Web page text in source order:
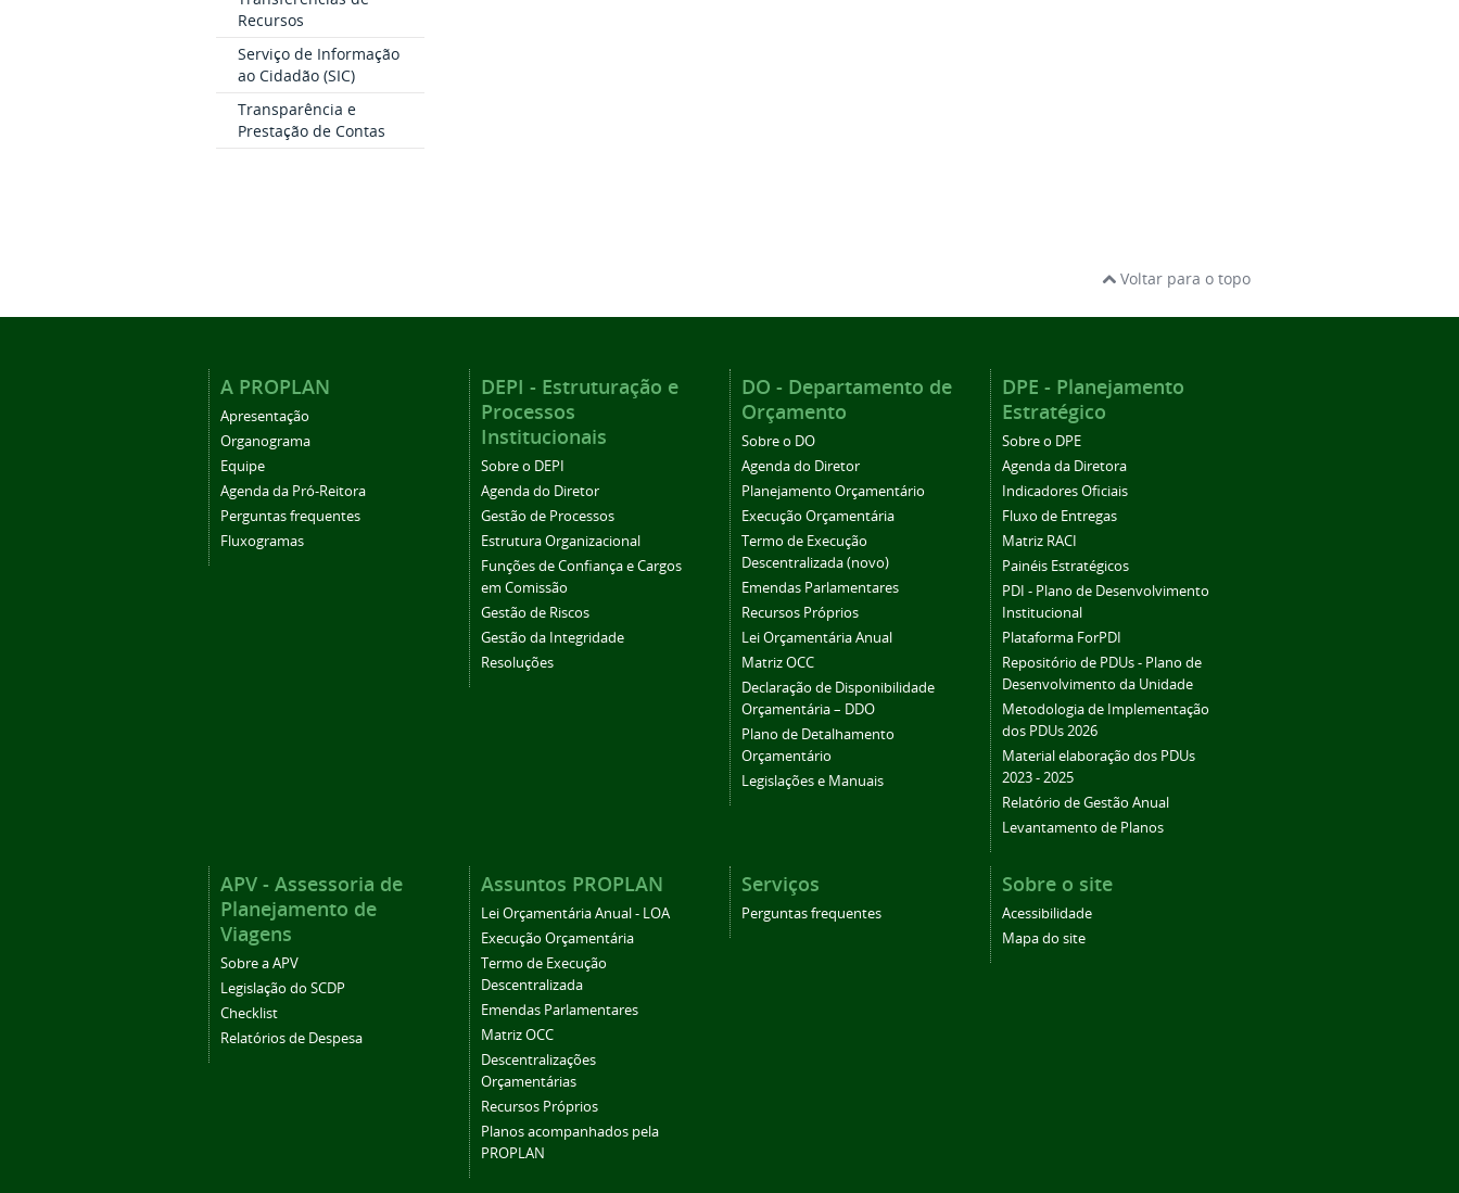
Recursos
Serviço de Informação
ao Cidadão (SIC)
Transparência e
Prestação de Contas
Voltar para o topo
A PROPLAN
Apresentação
Organograma
Equipe
Agenda da Pró-Reitora
Perguntas frequentes
Fluxogramas
DEPI - Estruturação e
Processos
Institucionais
Sobre o DEPI
Agenda do Diretor
Gestão de Processos
Estrutura Organizacional
Funções de Confiança e Cargos
em Comissão
Gestão de Riscos
Gestão da Integridade
Resoluções
DO - Departamento de
Orçamento
Sobre o DO
Agenda do Diretor
Planejamento Orçamentário
Execução Orçamentária
Termo de Execução
Descentralizada (novo)
Emendas Parlamentares
Recursos Próprios
Lei Orçamentária Anual
Matriz OCC
Declaração de Disponibilidade
Orçamentária – DDO
Plano de Detalhamento
Orçamentário
Legislações e Manuais
DPE - Planejamento
Estratégico
Sobre o DPE
Agenda da Diretora
Indicadores Oficiais
Fluxo de Entregas
Matriz RACI
Painéis Estratégicos
PDI - Plano de Desenvolvimento
Institucional
Plataforma ForPDI
Repositório de PDUs - Plano de
Desenvolvimento da Unidade
Metodologia de Implementação
dos PDUs 2026
Material elaboração dos PDUs
2023 - 2025
Relatório de Gestão Anual
Levantamento de Planos
APV - Assessoria de
Planejamento de
Viagens
Sobre a APV
Legislação do SCDP
Checklist
Relatórios de Despesa
Assuntos PROPLAN
Lei Orçamentária Anual - LOA
Execução Orçamentária
Termo de Execução
Descentralizada
Emendas Parlamentares
Matriz OCC
Descentralizações
Orçamentárias
Recursos Próprios
Planos acompanhados pela
PROPLAN
Serviços
Perguntas frequentes
Sobre o site
Acessibilidade
Mapa do site